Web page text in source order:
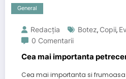
General
Redacția Botez, Copii,
0 Comentarii
Cea mai importanta
Cea mai importanta si